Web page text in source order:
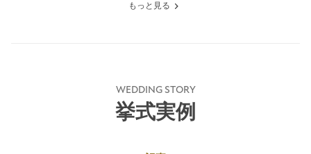
もっと見る
WEDDING STORY
挙式実例